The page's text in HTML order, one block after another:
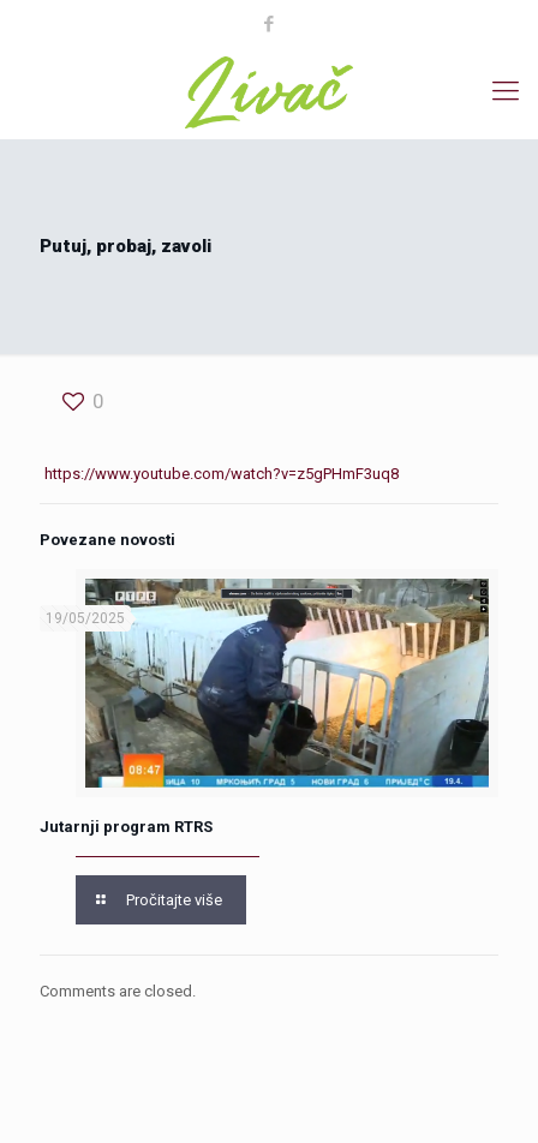
Putuj, probaj, zavoli
0
https://www.youtube.com/watch?v=z5gPHmF3uq8
Povezane novosti
19/05/2025
Jutarnji program RTRS
Pročitajte više
Comments are closed.